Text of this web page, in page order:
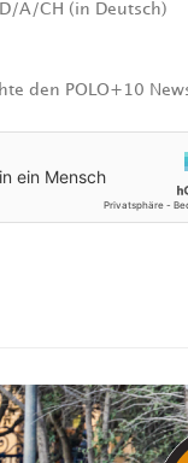
A/CH (in Deutsch)
den POLO+10